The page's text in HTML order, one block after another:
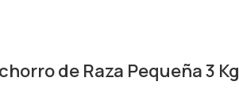
de Raza Pequeña 3 Kg